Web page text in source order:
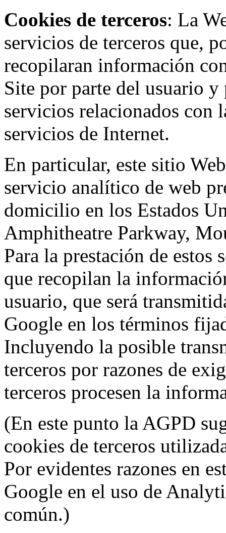
Cookies de terceros: La
servicios de terceros que,
recopilaran información
Site por parte del usuario
servicios relacionados con
servicios de Internet.
En particular, este sitio
servicio analítico de web
domicilio en los Estados
Amphitheatre Parkway,
Para la prestación de
que recopilan la
usuario, que será
Google en los términos
Incluyendo la posible
terceros por razones de
terceros procesen la
(En este punto la AGPD
cookies de terceros
Por evidentes razones en
Google en el uso de
común.)